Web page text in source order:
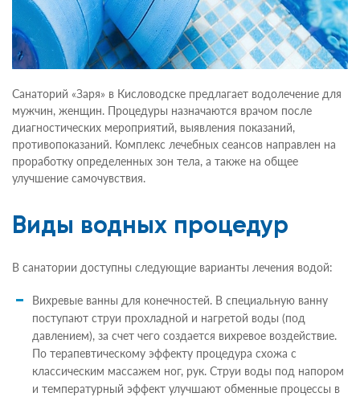
Санаторий «Заря» в Кисловодске предлагает водолечение для
мужчин, женщин. Процедуры назначаются врачом после
диагностических мероприятий, выявления показаний,
противопоказаний. Комплекс лечебных сеансов направлен на
проработку определенных зон тела, а также на общее
улучшение самочувствия.
Виды водных процедур
В санатории доступны следующие варианты лечения водой:
Вихревые ванны для конечностей. В специальную ванну
поступают струи прохладной и нагретой воды (под
давлением), за счет чего создается вихревое воздействие.
По терапевтическому эффекту процедура схожа с
классическим массажем ног, рук. Струи воды под напором
и температурный эффект улучшают обменные процессы в